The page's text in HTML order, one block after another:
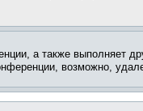
а также выполняет
возможно,